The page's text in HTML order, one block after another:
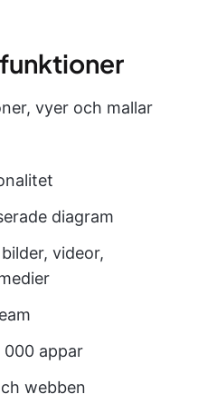
vyer och mallar
diagram
videor,
000 appar
webben